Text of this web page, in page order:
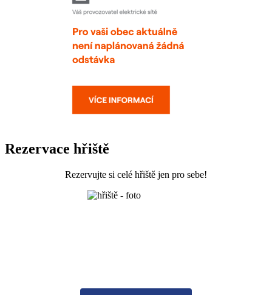
Rezervace hřiště
Rezervujte si celé hřiště jen pro sebe!